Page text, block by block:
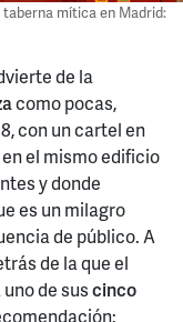
mítica en Madrid:
de la
como pocas,
con un cartel en
el mismo edificio
y donde
es un milagro
de público. A
de la que el
de suscinco